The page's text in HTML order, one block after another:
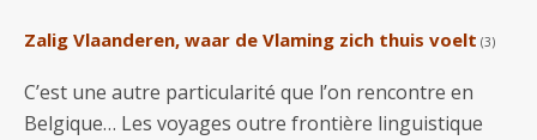
Zalig Vlaanderen, waar de Vlaming zich thuis voelt (3)
C’est une autre particularité que l’on rencontre en
Belgique… Les voyages outre frontière linguistique